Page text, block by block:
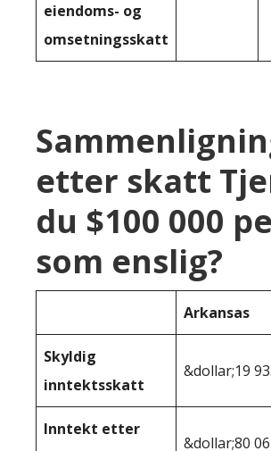
eiendoms- og
omsetningsskatt
etter skatt
du $100 000
som enslig?
Arkansas
Skyldig
inntektsskatt
&dollar;19
Inntekt etter
&dollar;80